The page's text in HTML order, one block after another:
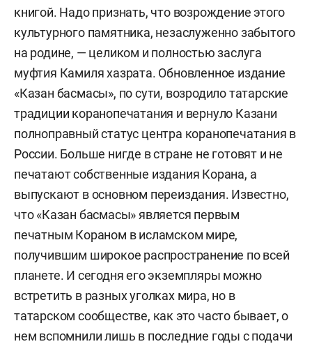
книгой. Надо признать, что возрождение этого
культурного памятника, незаслуженно забытого
на родине, — целиком и полностью заслуга
муфтия Камиля хазрата. Обновленное издание
«Казан басмасы», по сути, возродило татарские
традиции коранопечатания и вернуло Казани
полноправный статус центра коранопечатания в
России. Больше нигде в стране не готовят и не
печатают собственные издания Корана, а
выпускают в основном переиздания. Известно,
что «Казан басмасы» является первым
печатным Кораном в исламском мире,
получившим широкое распространение по всей
планете. И сегодня его экземпляры можно
встретить в разных уголках мира, но в
татарском сообществе, как это часто бывает, о
нем вспомнили лишь в последние годы с подачи